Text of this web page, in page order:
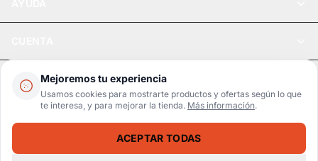
Mejoremos tu experiencia
Usamos cookies para mostrarte productos y ofertas según lo que
te interesa, y para mejorar la tienda. Más información.
ACEPTAR TODAS
ZAPATILLAS DE BASKETBALL UNDER ARMOUR JUVENIL LOCKDOWN 3028514-001
LEGAL
Pago seguro SSL / Datos protegidos
Realsport © 2026